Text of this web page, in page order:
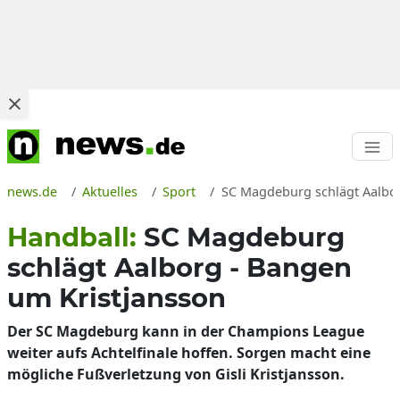
news.de Aktuelles Sport SC Magdeburg schlägt
Handball: SC Magdeburg
schlägt Aalborg - Bangen
um Kristjansson
Der SC Magdeburg kann in der Champions League
weiter aufs Achtelfinale hoffen. Sorgen macht eine
mögliche Fußverletzung von Gisli Kristjansson.